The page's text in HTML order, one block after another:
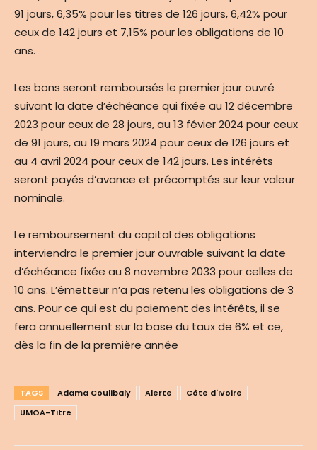
91 jours, 6,35% pour les titres de 126 jours, 6,42% pour
ceux de 142 jours et 7,15% pour les obligations de 10
ans.
Les bons seront remboursés le premier jour ouvré
suivant la date d’échéance qui fixée au 12 décembre
2023 pour ceux de 28 jours, au 13 févier 2024 pour ceux
de 91 jours, au 19 mars 2024 pour ceux de 126 jours et
au 4 avril 2024 pour ceux de 142 jours. Les intérêts
seront payés d’avance et précomptés sur leur valeur
nominale.
Le remboursement du capital des obligations
interviendra le premier jour ouvrable suivant la date
d’échéance fixée au 8 novembre 2033 pour celles de
10 ans. L’émetteur n’a pas retenu les obligations de 3
ans. Pour ce qui est du paiement des intérêts, il se
fera annuellement sur la base du taux de 6% et ce,
dès la fin de la première année
TAGS Adama Coulibaly Alerte
Côte d'Ivoire
UMOA-Titre